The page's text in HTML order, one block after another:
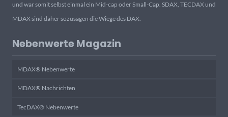
und war somit selbst einmal ein Mid-cap oder Small-Cap. SDAX, TECDAX und
MDAX sind daher sozusagen die Wiege des DAX.
Nebenwerte Magazin
MDAX® Nebenwerte
MDAX® Nachrichten
TecDAX® Nebenwerte